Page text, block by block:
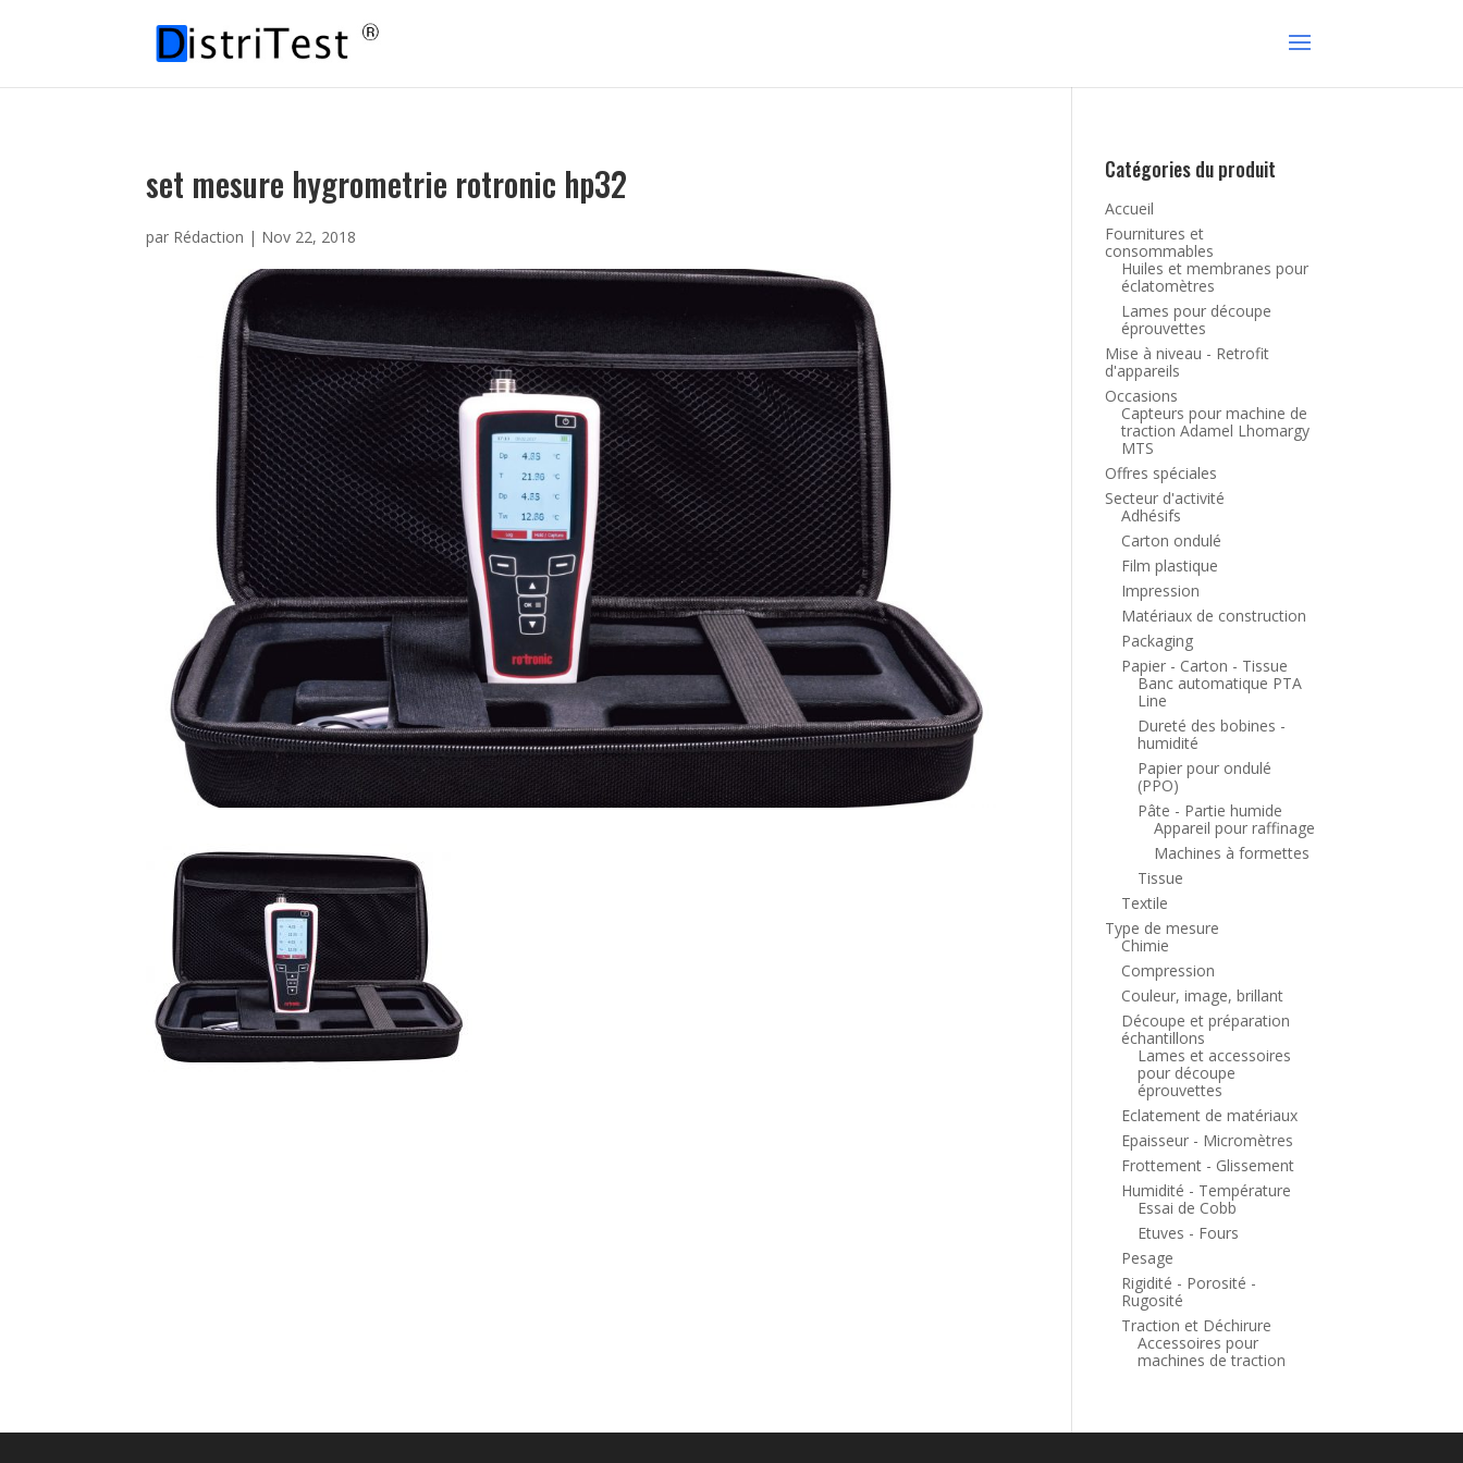
set mesure hygrometrie rotronic hp32
par Rédaction | Nov 22, 2018
Catégories du produit
Accueil
Fournitures et
consommables
Huiles et membranes pour
éclatomètres
Lames pour découpe
éprouvettes
Mise à niveau - Retrofit
d'appareils
Occasions
Capteurs pour machine de
traction Adamel Lhomargy
MTS
Offres spéciales
Secteur d'activité
Adhésifs
Carton ondulé
Film plastique
Impression
Matériaux de construction
Packaging
Papier - Carton - Tissue
Banc automatique PTA
Line
Dureté des bobines -
humidité
Papier pour ondulé
(PPO)
Pâte - Partie humide
Appareil pour raffinage
Machines à formettes
Tissue
Textile
Type de mesure
Chimie
Compression
Couleur, image, brillant
Découpe et préparation
échantillons
Lames et accessoires
pour découpe
éprouvettes
Eclatement de matériaux
Epaisseur - Micromètres
Frottement - Glissement
Humidité - Température
Essai de Cobb
Etuves - Fours
Pesage
Rigidité - Porosité -
Rugosité
Traction et Déchirure
Accessoires pour
machines de traction